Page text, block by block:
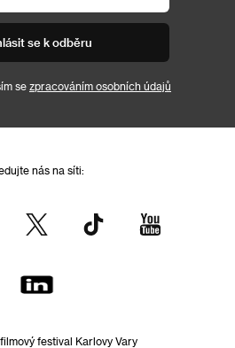
se k odběru
se zpracováním osobních údajů
nás na síti:
festival Karlovy Vary